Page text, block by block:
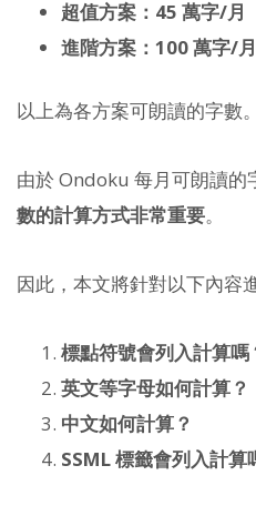
超值方案：45 萬字/月
進階方案：100 萬字/月
以上為各方案可朗讀的字數。
由於 Ondoku 每月可朗讀的
數的計算方式非常重要。
因此，本文將針對以下內容
標點符號會列入計算嗎
英文等字母如何計算？
中文如何計算？
SSML 標籤會列入計算